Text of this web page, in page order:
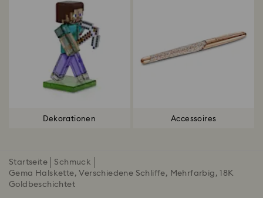
Dekorationen Accessoires
Startseite
Schmuck
Gema Halskette, Verschiedene Schliffe, Mehrfarbig, 18K
Goldbeschichtet